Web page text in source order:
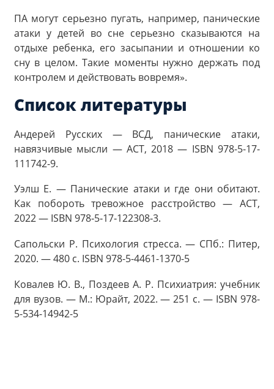
ПА могут серьезно пугать, например, панические
атаки у детей во сне серьезно сказываются на
отдыхе ребенка, его засыпании и отношении ко
сну в целом. Такие моменты нужно держать под
контролем и действовать вовремя».
Список литературы
Андерей Русских — ВСД, панические атаки,
навязчивые мысли — АСТ, 2018 — ISBN 978-5-17-
111742-9.
Уэлш Е. — Панические атаки и где они обитают.
Как побороть тревожное расстройство — АСТ,
2022 — ISBN 978‑5‑17‑122308‑3.
Сапольски Р. Психология стресса. — СПб.: Питер,
2020. — 480 с. ISBN 978-5-4461-1370-5
Ковалев Ю. В., Поздеев А. Р. Психиатрия: учебник
для вузов. — М.: Юрайт, 2022. — 251 с. — ISBN 978-
5-534-14942-5